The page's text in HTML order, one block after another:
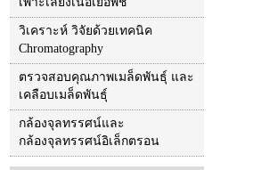
วิเคราะห์ วิจัยด้วยเทคนิค
Chromatography
ตรวจสอบคุณภาพเมล็ดพันธุ์ และ
เคลือบเมล็ดพันธุ์
กล้องจุลทรรศน์และ
กล้องจุลทรรศน์อิเล็กตรอน